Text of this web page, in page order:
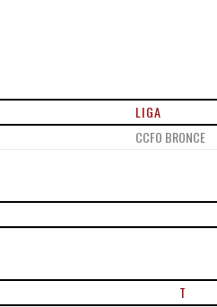
LIGA
CCFO BRONCE
T